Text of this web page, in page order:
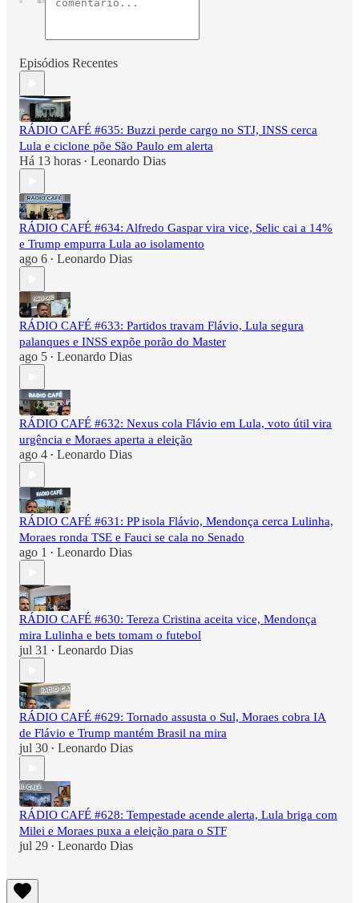
Episódios Recentes
RÁDIO CAFÉ #635: Buzzi perde cargo no STJ, INSS cerca
Lula e ciclone põe São Paulo em alerta
Há 13 horas • Leonardo Dias
RÁDIO CAFÉ #634: Alfredo Gaspar vira vice, Selic cai a 14%
e Trump empurra Lula ao isolamento
ago 6 • Leonardo Dias
RÁDIO CAFÉ #633: Partidos travam Flávio, Lula segura
palanques e INSS expõe porão do Master
ago 5 • Leonardo Dias
RÁDIO CAFÉ #632: Nexus cola Flávio em Lula, voto útil vira
urgência e Moraes aperta a eleição
ago 4 • Leonardo Dias
RÁDIO CAFÉ #631: PP isola Flávio, Mendonça cerca Lulinha,
Moraes ronda TSE e Fauci se cala no Senado
ago 1 • Leonardo Dias
RÁDIO CAFÉ #630: Tereza Cristina aceita vice, Mendonça
mira Lulinha e bets tomam o futebol
jul 31 • Leonardo Dias
RÁDIO CAFÉ #629: Tornado assusta o Sul, Moraes cobra IA
de Flávio e Trump mantém Brasil na mira
jul 30 • Leonardo Dias
RÁDIO CAFÉ #628: Tempestade acende alerta, Lula briga com
Milei e Moraes puxa a eleição para o STF
jul 29 • Leonardo Dias